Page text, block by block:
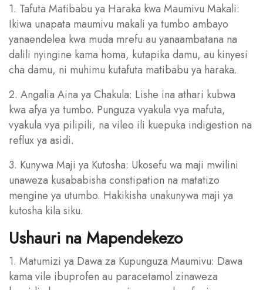
1. Tafuta Matibabu ya Haraka kwa Maumivu Makali:
Ikiwa unapata maumivu makali ya tumbo ambayo
yanaendelea kwa muda mrefu au yanaambatana na
dalili nyingine kama homa, kutapika damu, au kinyesi
cha damu, ni muhimu kutafuta matibabu ya haraka.
2. Angalia Aina ya Chakula: Lishe ina athari kubwa
kwa afya ya tumbo. Punguza vyakula vya mafuta,
vyakula vya pilipili, na vileo ili kuepuka indigestion na
reflux ya asidi.
3. Kunywa Maji ya Kutosha: Ukosefu wa maji mwilini
unaweza kusababisha constipation na matatizo
mengine ya utumbo. Hakikisha unakunywa maji ya
kutosha kila siku.
Ushauri na Mapendekezo
1. Matumizi ya Dawa za Kupunguza Maumivu: Dawa
kama vile ibuprofen au paracetamol zinaweza